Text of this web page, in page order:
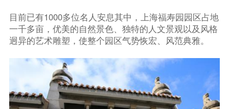
目前已有1000多位名人安息其中，上海福寿园园区占地
一千多亩，优美的自然景色、独特的人文景观以及风格
迥异的艺术雕塑，使整个园区气势恢宏、风范典雅。